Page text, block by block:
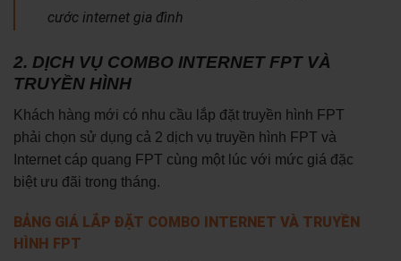
cước internet gia đình
2. DỊCH VỤ COMBO INTERNET FPT VÀ
TRUYỀN HÌNH
Khách hàng mới có nhu cầu lắp đặt truyền hình FPT
phải chọn sử dụng cả 2 dịch vụ truyền hình FPT và
Internet cáp quang FPT cùng một lúc với mức giá đặc
biệt ưu đãi trong tháng.
BẢNG GIÁ LẮP ĐẶT COMBO INTERNET VÀ TRUYỀN
HÌNH FPT